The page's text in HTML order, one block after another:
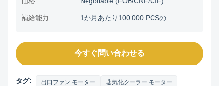
補給能力: 1か月あたり100,000 PCSの
今すぐ問い合わせる
タグ: 出口ファン モーター 蒸気化クーラー モーター